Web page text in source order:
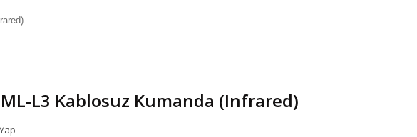
L3 Kablosuz Kumanda (Infrared)